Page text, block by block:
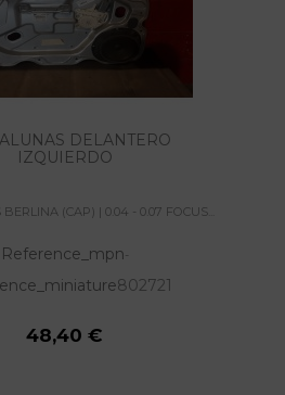
DELANTERO
IZQUIERDO
(CAP) | 0.04 - 0.07 FOCUS...
Reference_mpn-
802721
48,40 €